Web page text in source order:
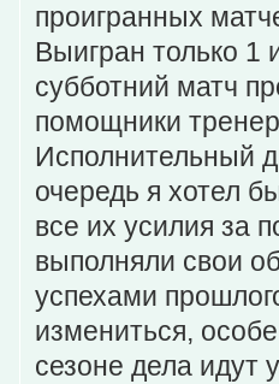
проигранных
Выигран только 1
субботний матч
помощники
Исполнительный
очередь я хотел
все их усилия за
выполняли свои
успехами
измениться,
сезоне дела идут